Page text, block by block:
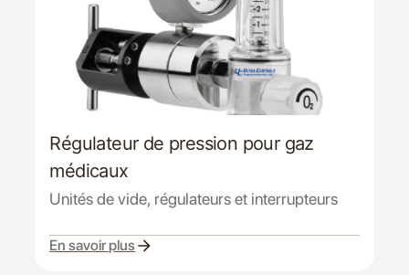
Régulateur de pression pour gaz
médicaux
Unités de vide, régulateurs et interrupteurs
En savoir plus